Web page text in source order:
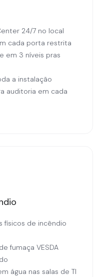
24/7 no local
cada porta restrita
em 3 níveis pras
a instalação
auditoria em cada
físicos de incêndio
fumaça VESDA
água nas salas de TI